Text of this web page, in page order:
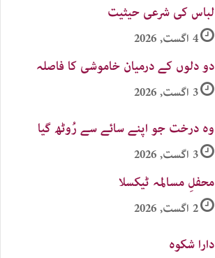
لباس کی شرعی حیثیت
4 اگست, 2026
دو دلوں کے درمیان خاموشی کا فاصلہ
3 اگست, 2026
وہ درخت جو اپنے سائے سے رُوٹھ گیا
3 اگست, 2026
محفلِ مسالمہ ٹیکسلا
2 اگست, 2026
دارا شکوہ